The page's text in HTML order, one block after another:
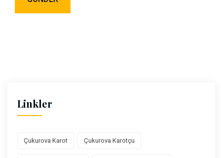
Linkler
Çukurova Karot Çukurova Karotçu